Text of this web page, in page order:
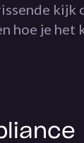
kijk
hoe je het